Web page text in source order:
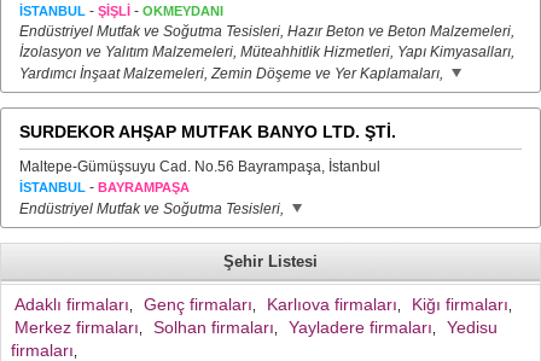
İSTANBUL - ŞİŞLİ - OKMEYDANI
Endüstriyel Mutfak ve Soğutma Tesisleri, Hazır Beton ve Beton Malzemeleri,
İzolasyon ve Yalıtım Malzemeleri, Müteahhitlik Hizmetleri, Yapı Kimyasalları,
Yardımcı İnşaat Malzemeleri, Zemin Döşeme ve Yer Kaplamaları,
SURDEKOR AHŞAP MUTFAK BANYO LTD. ŞTİ.
Maltepe-Gümüşsuyu Cad. No.56 Bayrampaşa, İstanbul
İSTANBUL - BAYRAMPAŞA
Endüstriyel Mutfak ve Soğutma Tesisleri,
Şehir Listesi
Adaklı firmaları Genç firmaları Karlıova firmaları Kiğı firmaları
Merkez firmaları Solhan firmaları Yayladere firmaları
Yedisu
firmaları